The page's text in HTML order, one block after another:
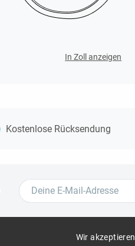
In Zoll anzeigen
Kostenlose Rücksendung
Wir akzeptieren